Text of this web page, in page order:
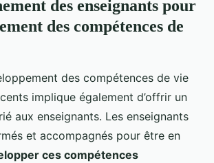
des enseignants pour
des compétences de
des compétences de vie
implique également d’offrir un
aux enseignants. Les enseignants
et accompagnés pour être en
ces compétences